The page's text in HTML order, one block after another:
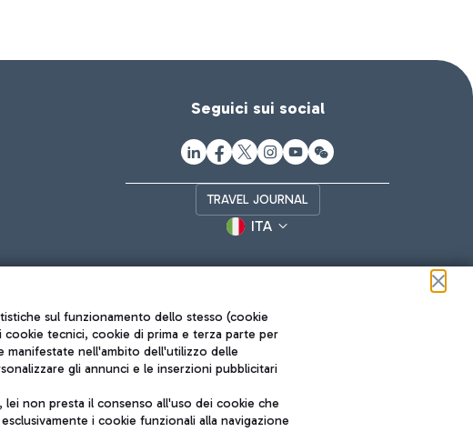
Seguici sui social
TRAVEL JOURNAL
ITA
Roma FCO
L'aeroporto stellato
sul funzionamento dello stesso (cookie
cookie tecnici, cookie di prima e terza parte per
manifestate nell'ambito dell'utilizzo delle
gli annunci e le inserzioni pubblicitari
lei non presta il consenso all'uso dei cookie che
i cookie funzionali alla navigazione